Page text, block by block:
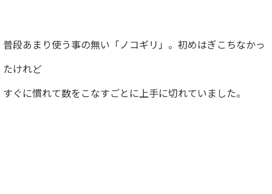
普段あまり使う事の無い「ノコギリ」。初めはぎこちなかっ
たけれど
すぐに慣れて数をこなすごとに上手に切れていました。